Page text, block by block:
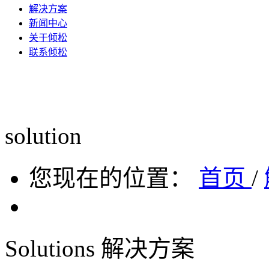
解决方案
新闻中心
关于倾松
联系倾松
solution
您现在的位置：
首页 /
Solutions 解决方案